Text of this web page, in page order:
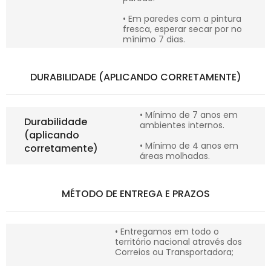
• Em paredes com a pintura
fresca, esperar secar por no
mínimo 7 dias.
DURABILIDADE (APLICANDO CORRETAMENTE)
Durabilidade
(aplicando
corretamente)
• Mínimo de 7 anos em
ambientes internos.
• Mínimo de 4 anos em
áreas molhadas.
MÉTODO DE ENTREGA E PRAZOS
• Entregamos em todo o
território nacional através dos
Correios ou Transportadora;